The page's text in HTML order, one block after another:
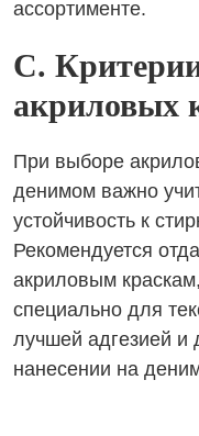
ассортименте.
C.
акриловых
При выборе
денимом важно
устойчивость к
Рекомендуется
акриловым
специально для
лучшей адгезией и
нанесении на